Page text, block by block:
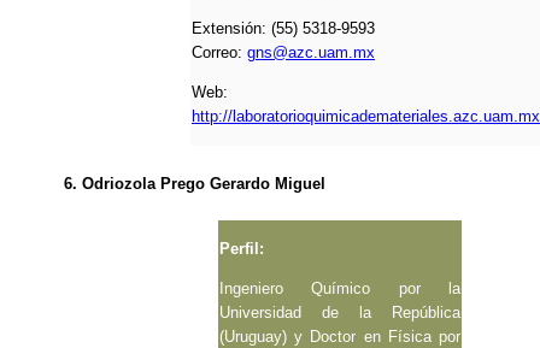
Extensión: (55) 5318-9593
Correo: gns@azc.uam.mx
Web:
http://
6. Odriozola Prego Gerardo Miguel
Perfil:
Ingeniero Químico por la
Universidad de la República
(Uruguay) y Doctor en Física por